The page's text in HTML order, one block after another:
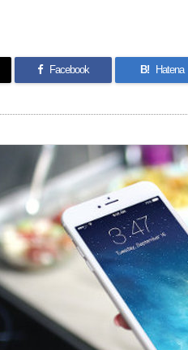
Facebook B! Hatena